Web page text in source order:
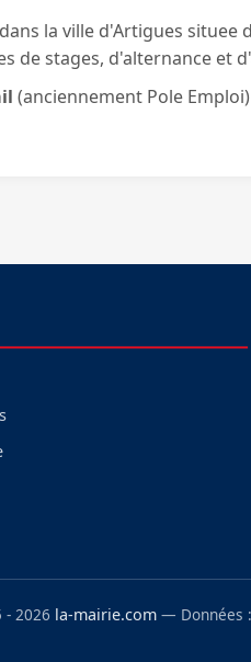
la ville d'Artigues situee
de stages, d'alternance et
(anciennement Pole
2026 la-mairie.com — Données :